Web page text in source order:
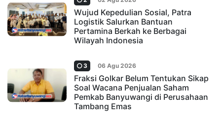
Wujud Kepedulian Sosial, Patra
Logistik Salurkan Bantuan
Pertamina Berkah ke Berbagai
Wilayah Indonesia
3 06 Agu 2026
Fraksi Golkar Belum Tentukan Sikap
Soal Wacana Penjualan Saham
Pemkab Banyuwangi di Perusahaan
Tambang Emas